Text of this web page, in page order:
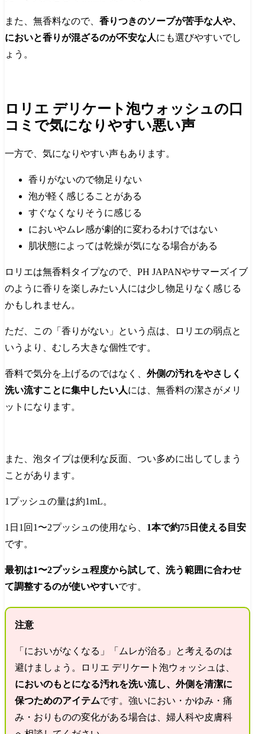
また、無香料なので、 香りつきのソープが苦手な人や、
においと香りが混ざるのが不安な人にも選びやすいでし
ょう。
ロリエ デリケート泡ウォッシュの口
コミで気になりやすい悪い声
一方で、気になりやすい声もあります。
香りがないので物足りない
泡が軽く感じることがある
すぐなくなりそうに感じる
においやムレ感が劇的に変わるわけではない
肌状態によっては乾燥が気になる場合がある
ロリエは無香料タイプなので、PH JAPANやサマーズイブ
のように香りを楽しみたい人には少し物足りなく感じる
かもしれません。
ただ、この「香りがない」という点は、ロリエの弱点と
いうより、むしろ大きな個性です。
香料で気分を上げるのではなく、 外側の汚れをやさしく
洗い流すことに集中したい人には、無香料の潔さがメリ
ットになります。
また、泡タイプは便利な反面、つい多めに出してしまう
ことがあります。
1プッシュの量は約1mL。
1日1回1〜2プッシュの使用なら、 1本で約75日使える目安
です。
最初は1〜2プッシュ程度から試して、洗う範囲に合わせ
て調整するのが使いやすいです。
注意
「においがなくなる」「ムレが治る」と考えるのは
避けましょう。ロリエ デリケート泡ウォッシュは、
においのもとになる汚れを洗い流し、外側を清潔に
保つためのアイテムです。強いにおい・かゆみ・痛
み・おりものの変化がある場合は、婦人科や皮膚科